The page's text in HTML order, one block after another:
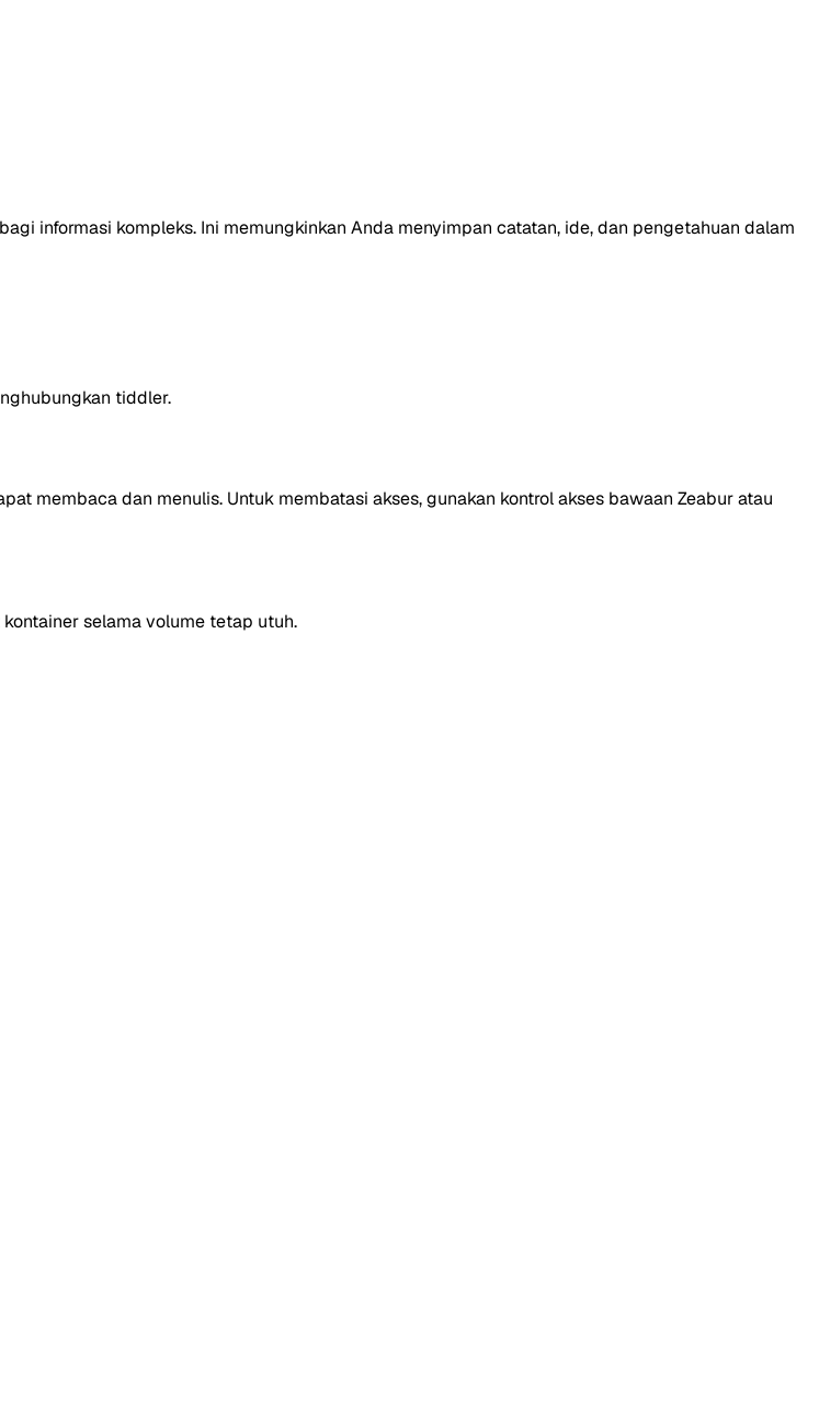
informasi kompleks. Ini memungkinkan Anda menyimpan catatan, ide, dan pengetahuan dalam
tiddler.
membaca dan menulis. Untuk membatasi akses, gunakan kontrol akses bawaan Zeabur atau
selama volume tetap utuh.